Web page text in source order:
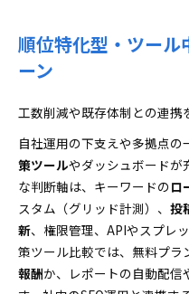
順位特化型・ツール
ーン
工数削減や既存体制との連携
自社運用の下支えや多拠点の
策ツールやダッシュボードが
な判断軸は、キーワードの ロ
スタム（グリッド計測）、 投
新、権限管理、APIやスプレ
策ツール比較では、無料プラ
報酬か、レポートの自動配信